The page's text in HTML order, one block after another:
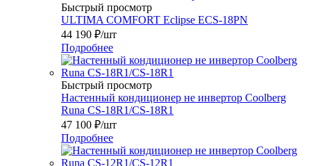
Быстрый просмотр
ULTIMA COMFORT Eclipse ECS-18PN
44 190 ₽/шт
Подробнее
Быстрый просмотр
Настенный кондиционер не инвертор Coolberg
Runa CS-18R1/CS-18R1
47 100 ₽/шт
Подробнее